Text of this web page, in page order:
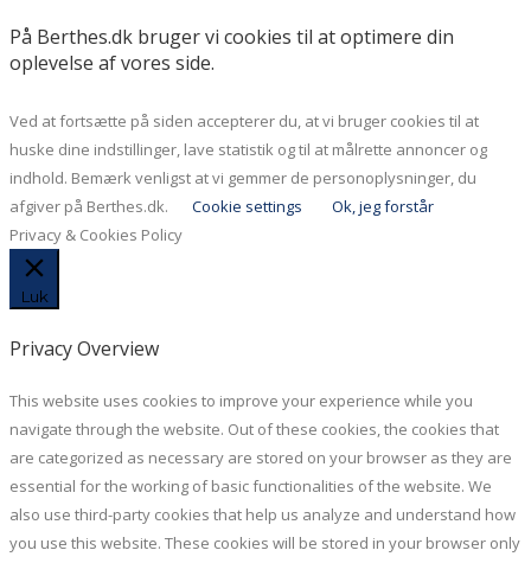
På Berthes.dk bruger vi cookies til at optimere din
oplevelse af vores side.
Ved at fortsætte på siden accepterer du, at vi bruger cookies til at
huske dine indstillinger, lave statistik og til at målrette annoncer og
indhold. Bemærk venligst at vi gemmer de personoplysninger, du
afgiver på Berthes.dk.
Cookie settings
Ok, jeg forstår
Privacy & Cookies Policy
Luk
Privacy Overview
This website uses cookies to improve your experience while you
navigate through the website. Out of these cookies, the cookies that
are categorized as necessary are stored on your browser as they are
essential for the working of basic functionalities of the website. We
also use third-party cookies that help us analyze and understand how
you use this website. These cookies will be stored in your browser only